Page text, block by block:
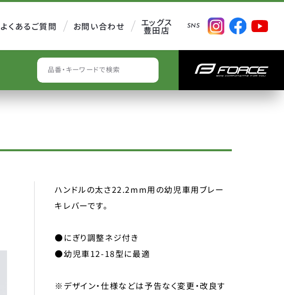
よくあるご質問 お問い合わせ エッグス
豊田店 SNS
ハンドルの太さ22.2mm用の幼児車用ブレー
キレバーです。
●にぎり調整ネジ付き
●幼児車12-18型に最適
※デザイン・仕様などは予告なく変更・改良す